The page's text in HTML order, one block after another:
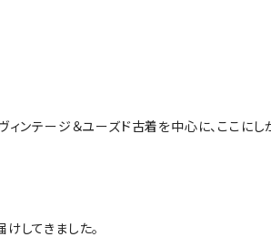
ンテージ＆ユーズド古着を中心に、ここに
してきました。